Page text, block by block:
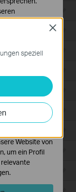
speziell
Close
nicht
Aktivitäten
und
Website von
um ein Profil